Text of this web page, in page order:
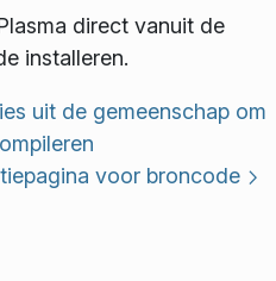
direct vanuit de
installeren.
uit de gemeenschap om
voor broncode